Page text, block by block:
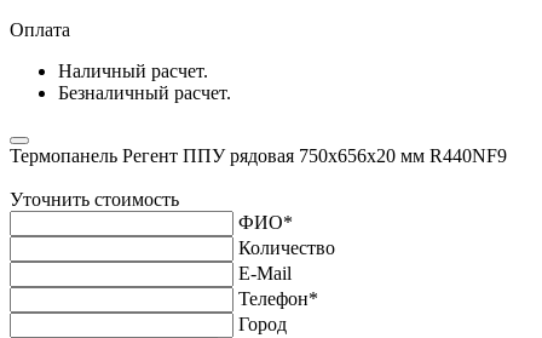
Оплата
Наличный расчет.
Безналичный расчет.
Термопанель Регент ППУ рядовая 750х656х20 мм R440NF9
Уточнить стоимость
ФИО*
Количество
E-Mail
Телефон*
Город